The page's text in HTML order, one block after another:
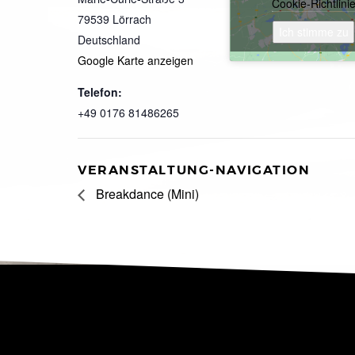
79539 Lörrach
Deutschland
Google Karte anzeigen
Telefon:
+49 0176 81486265
Cookie-Richtlinie
VERANSTALTUNG-NAVIGATION
Breakdance (Mini)